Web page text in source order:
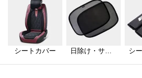
シートカバー
日除け・サン
シ